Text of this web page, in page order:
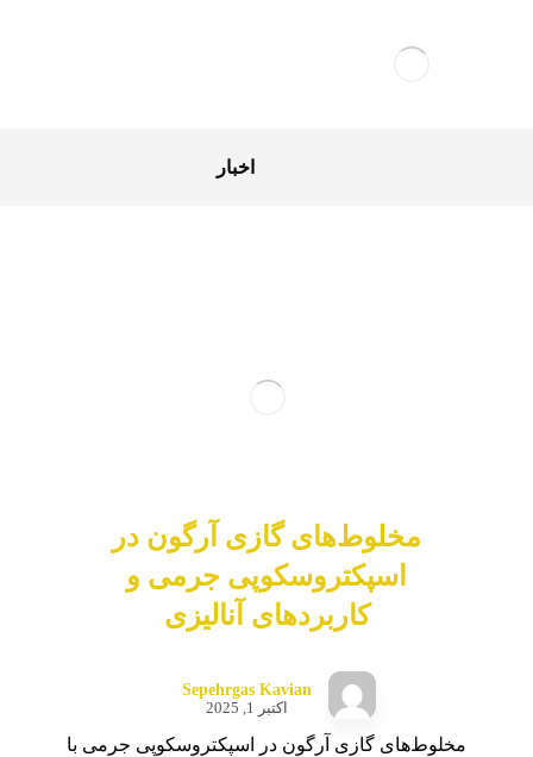
اخبار
مخلوط‌های گازی آرگون در
اسپکتروسکوپی جرمی و
کاربردهای آنالیزی
Sepehrgas Kavian
اکتبر 1, 2025
مخلوط‌های گازی آرگون در اسپکتروسکوپی جرمی با